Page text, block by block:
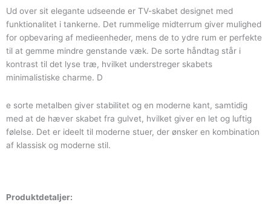
Ud over sit elegante udseende er TV-skabet designet med
funktionalitet i tankerne. Det rummelige midterrum giver mulighed
for opbevaring af medieenheder, mens de to ydre rum er perfekte
til at gemme mindre genstande væk. De sorte håndtag står i
kontrast til det lyse træ, hvilket understreger skabets
minimalistiske charme. D
e sorte metalben giver stabilitet og en moderne kant, samtidig
med at de hæver skabet fra gulvet, hvilket giver en let og luftig
følelse. Det er ideelt til moderne stuer, der ønsker en kombination
af klassisk og moderne stil.
Produktdetaljer: